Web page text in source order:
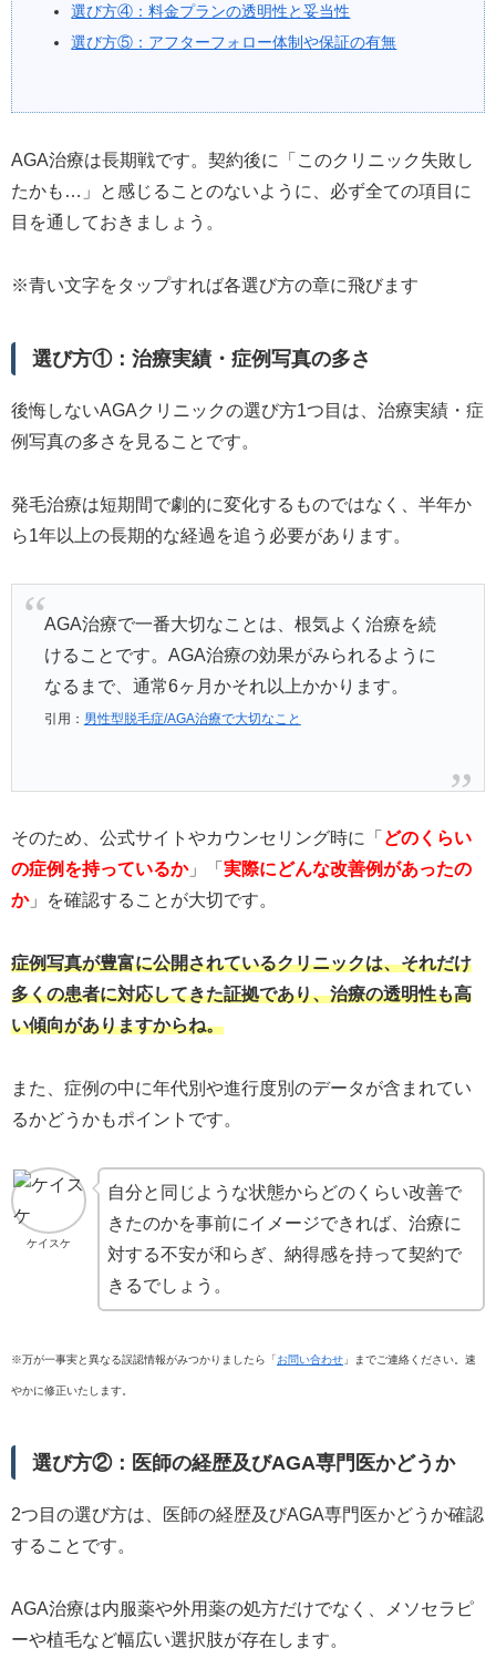
選び方④：料金プランの透明性と妥当性
選び方⑤：アフターフォロー体制や保証の有無
AGA治療は長期戦です。契約後に「このクリニック失敗し
たかも…」と感じることのないように、必ず全ての項目に
目を通しておきましょう。
※青い文字をタップすれば各選び方の章に飛びます
選び方①：治療実績・症例写真の多さ
後悔しないAGAクリニックの選び方1つ目は、治療実績・症
例写真の多さを見ることです。
発毛治療は短期間で劇的に変化するものではなく、半年か
ら1年以上の長期的な経過を追う必要があります。
AGA治療で一番大切なことは、根気よく治療を続
けることです。AGA治療の効果がみられるように
なるまで、通常6ヶ月かそれ以上かかります。
引用： 男性型脱毛症/AGA治療で大切なこと
そのため、公式サイトやカウンセリング時に「 どのくらい
の症例を持っているか」「 実際にどんな改善例があったの
か」を確認することが大切です。
症例写真が豊富に公開されているクリニックは、それだけ
多くの患者に対応してきた証拠であり、治療の透明性も高
い傾向がありますからね。
また、症例の中に年代別や進行度別のデータが含まれてい
るかどうかもポイントです。
ケイスケ
自分と同じような状態からどのくらい改善で
きたのかを事前にイメージできれば、治療に
対する不安が和らぎ、納得感を持って契約で
きるでしょう。
※万が一事実と異なる誤認情報がみつかりましたら「 お問い合わせ 」までご連絡ください。速
やかに修正いたします。
選び方②：医師の経歴及びAGA専門医かどうか
2つ目の選び方は、医師の経歴及びAGA専門医かどうか確認
することです。
AGA治療は内服薬や外用薬の処方だけでなく、メソセラピ
ーや植毛など幅広い選択肢が存在します。